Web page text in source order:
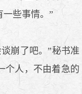
些事情。”
崩了吧。”秘书准
个人，不由着急的